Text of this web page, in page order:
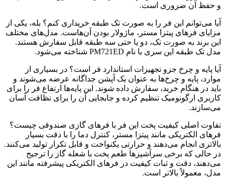
و حفظ آن ضروری است.
آیا می‌توانم این فر را به صورت تک طبقه خریداری کنم؟ بله، یکی از
مزایای فرهای پیتزا مستر، ماژولار بودن آن‌هاست. مدل‌های مختلف
این برند به صورت تک، دو یا حتی سه طبقه قابل سفارش هستند.
مدل تک طبقه این سری با نام PM721ED شناخته می‌شود.
آیا پایه و چرخ جزو تجهیزات استاندارد فر است؟ در بسیاری از
موارد، پایه و چرخ‌ها به عنوان یک آپشن جداگانه عرضه می‌شوند و
باید در هنگام خرید، سفارش داده شوند. این پایه‌ها ارتفاع فر را برای
کاربری ارگونومیک تنظیم کرده و جابجایی آن را برای نظافت آسان
می‌سازند.
تفاوت اصلی کیفیت پخت این فر با فرهای گازی صندوقی چیست؟
فرهای الکتریکی مانند پیتزا مستر، کنترل دما را با دقت بسیار
بالاتری انجام می‌دهند و حرارتی یکنواخت و قابل تکرار تولید می‌کنند.
در حالی که برخی سرآشپزها طعم پخت با شعله گاز را ترجیح
می‌دهند، دقت و ثبات کیفیت در فرهای الکتریکی پیشرفته مانند این
مدل، معمولاً بالاتر است.